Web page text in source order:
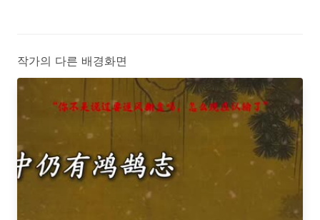
작가의 다른 배경화면